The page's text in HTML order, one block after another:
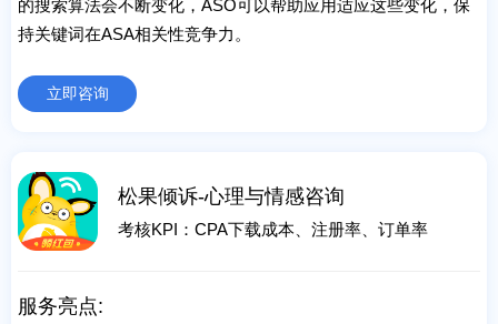
的搜索算法会不断变化，ASO可以帮助应用适应这些变化，保
持关键词在ASA相关性竞争力。
立即咨询
松果倾诉-心理与情感咨询
考核KPI：CPA下载成本、注册率、订单率
服务亮点: